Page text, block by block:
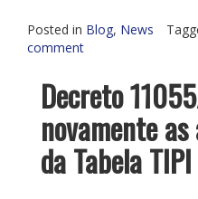
Posted in Blog, News
comment
Decreto
novamente
da Tabela TIPI